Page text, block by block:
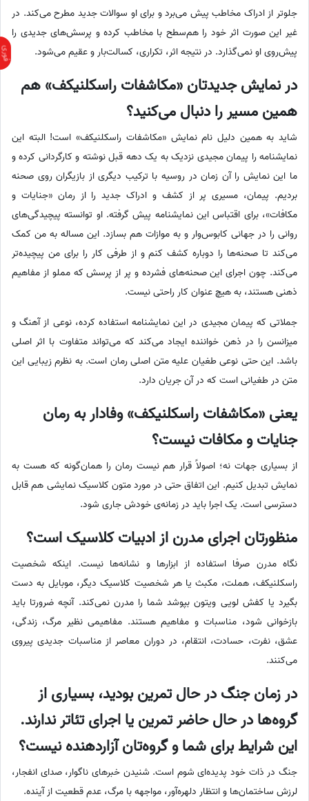
جلوتر از ادراک مخاطب پیش می‌برد و برای او سوالات جدید مطرح می‌کند. در
غیر این صورت اثر خود را هم‌سطح با مخاطب کرده و پرسش‌های جدیدی را
پیش‌روی او نمی‌گذارد. در نتیجه اثر، تکراری، کسالت‌بار و عقیم می‌شود.
در نمایش جدیدتان «مکاشفات راسکلنیکف» هم
همین مسیر را دنبال می‌کنید؟
شاید به همین دلیل نام نمایش «مکاشفات راسکلنیکف» است! البته این
نمایشنامه را پیمان مجیدی نزدیک به یک دهه قبل نوشته و کارگردانی کرده و
ما این نمایش را آن زمان در روسیه با ترکیب دیگری از بازیگران روی صحنه
بردیم. پیمان، مسیری پر از کشف و ادراک جدید را از رمان «جنایات و
مکافات»، برای اقتباس این نمایشنامه پیش گرفته. او توانسته پیچیدگی‌های
روانی را در جهانی کابوس‌وار و به موازات هم بسازد. این مساله به من کمک
می‌کند تا صحنه‌ها را دوباره کشف کنم و از طرفی کار را برای من پیچیده‌تر
می‌کند. چون اجرای این صحنه‌های فشرده و پر از پرسش که مملو از مفاهیم
ذهنی هستند، به هیچ عنوان کار راحتی نیست.
جملاتی که پیمان مجیدی در این نمایشنامه استفاده کرده، نوعی از آهنگ و
میزانسن را در ذهن خواننده ایجاد می‌کند که می‌تواند متفاوت با اثر اصلی
باشد. این حتی نوعی طغیان علیه متن اصلی رمان است. به نظرم زیبایی این
متن در طغیانی است که در آن جریان دارد.
یعنی «مکاشفات راسکلنیکف» وفادار به رمان
جنایات و مکافات نیست؟
از بسیاری جهات نه؛ اصولاً قرار هم نیست رمان را همان‌گونه که هست به
نمایش تبدیل کنیم. این اتفاق حتی در مورد متون کلاسیک نمایشی هم قابل
دسترسی است. یک اجرا باید در زمانه‌ی خودش جاری شود.
منظورتان اجرای مدرن از ادبیات کلاسیک است؟
نگاه مدرن صرفا استفاده از ابزارها و نشانه‌ها نیست. اینکه شخصیت
راسکلنیکف، هملت، مکبث یا هر شخصیت کلاسیک دیگر، موبایل به دست
بگیرد یا کفش لویی ویتون بپوشد شما را مدرن نمی‌کند. آنچه ضرورتا باید
بازخوانی شود، مناسبات و مفاهیم هستند. مفاهیمی نظیر مرگ، زندگی،
عشق، نفرت، حسادت، انتقام، در دوران معاصر از مناسبات جدیدی پیروی
می‌کنند.
در زمان جنگ در حال تمرین بودید، بسیاری از
گروه‌ها در حال حاضر تمرین یا اجرای تئاتر ندارند.
این شرایط برای شما و گروه‌تان آزاردهنده نیست؟
جنگ در ذات خود پدیده‌ای شوم است. شنیدن خبرهای ناگوار، صدای انفجار،
لرزش ساختمان‌ها و انتظار دلهره‌آور، مواجهه با مرگ، عدم قطعیت از آینده.